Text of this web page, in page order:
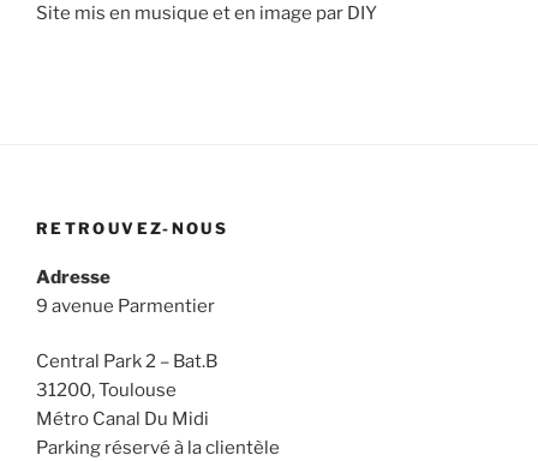
Site mis en musique et en image par DIY
RETROUVEZ-NOUS
Adresse
9 avenue Parmentier
Central Park 2 – Bat.B
31200, Toulouse
Métro Canal Du Midi
Parking réservé à la clientèle